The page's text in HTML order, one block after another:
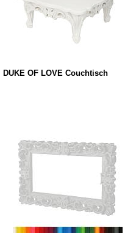
DUKE OF LOVE Couchtisch